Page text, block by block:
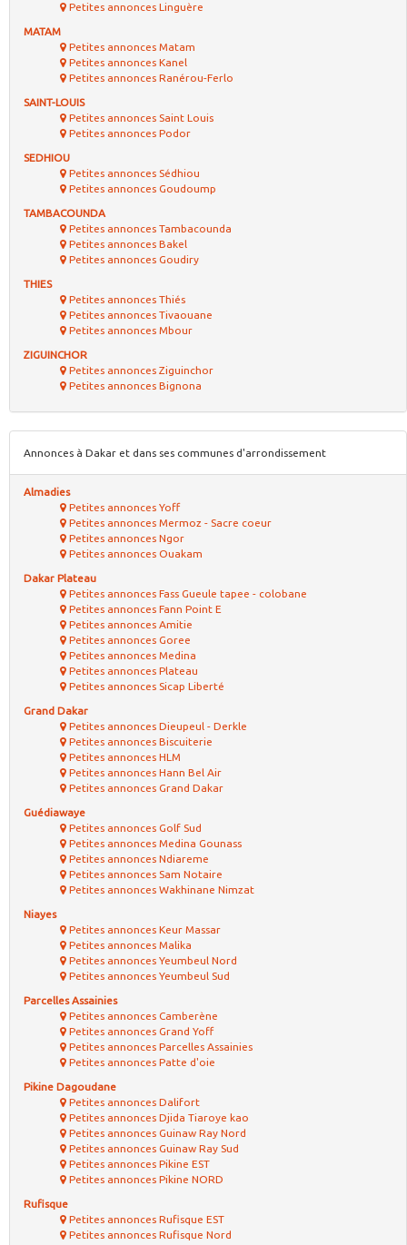
Petites annonces Linguère
MATAM
Petites annonces Matam
Petites annonces Kanel
Petites annonces Ranérou-Ferlo
SAINT-LOUIS
Petites annonces Saint Louis
Petites annonces Podor
SEDHIOU
Petites annonces Sédhiou
Petites annonces Goudoump
TAMBACOUNDA
Petites annonces Tambacounda
Petites annonces Bakel
Petites annonces Goudiry
THIES
Petites annonces Thiés
Petites annonces Tivaouane
Petites annonces Mbour
ZIGUINCHOR
Petites annonces Ziguinchor
Petites annonces Bignona
Annonces à Dakar et dans ses communes d'arrondissement
Almadies
Petites annonces Yoff
Petites annonces Mermoz - Sacre coeur
Petites annonces Ngor
Petites annonces Ouakam
Dakar Plateau
Petites annonces Fass Gueule tapee - colobane
Petites annonces Fann Point E
Petites annonces Amitie
Petites annonces Goree
Petites annonces Medina
Petites annonces Plateau
Petites annonces Sicap Liberté
Grand Dakar
Petites annonces Dieupeul - Derkle
Petites annonces Biscuiterie
Petites annonces HLM
Petites annonces Hann Bel Air
Petites annonces Grand Dakar
Guédiawaye
Petites annonces Golf Sud
Petites annonces Medina Gounass
Petites annonces Ndiareme
Petites annonces Sam Notaire
Petites annonces Wakhinane Nimzat
Niayes
Petites annonces Keur Massar
Petites annonces Malika
Petites annonces Yeumbeul Nord
Petites annonces Yeumbeul Sud
Parcelles Assainies
Petites annonces Camberène
Petites annonces Grand Yoff
Petites annonces Parcelles Assainies
Petites annonces Patte d'oie
Pikine Dagoudane
Petites annonces Dalifort
Petites annonces Djida Tiaroye kao
Petites annonces Guinaw Ray Nord
Petites annonces Guinaw Ray Sud
Petites annonces Pikine EST
Petites annonces Pikine NORD
Rufisque
Petites annonces Rufisque EST
Petites annonces Rufisque Nord